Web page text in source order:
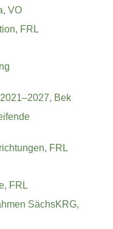
VO
FRL
Bek
FRL
FRL
SächsKRG,